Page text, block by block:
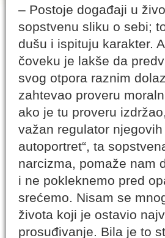
– Postoje događaji u
sopstvenu sliku o sebi;
dušu i ispituju karakter.
čoveku je lakše da
svog otpora raznim
zahtevao proveru
ako je tu proveru
važan regulator
autoportret“, ta
narcizma, pomaže nam
i ne pokleknemo pred
srećemo. Nisam se
života koji je ostavio
prosuđivanje. Bila je to